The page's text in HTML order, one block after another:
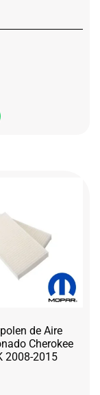
de Aire
Cherokee
2008-2015